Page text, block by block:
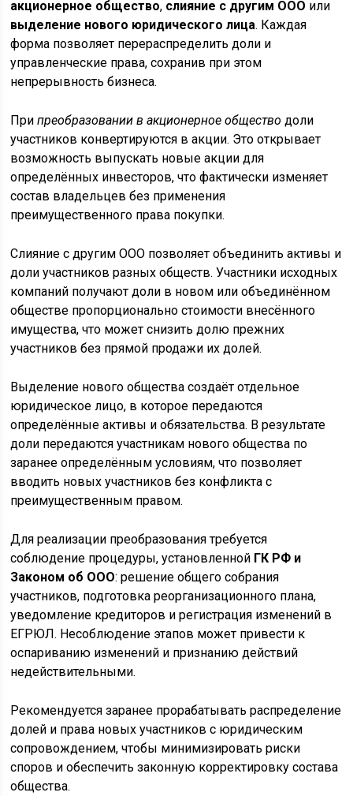
акционерное общество, слияние с другим ООО или
выделение нового юридического лица. Каждая
форма позволяет перераспределить доли и
управленческие права, сохранив при этом
непрерывность бизнеса.
Припреобразовании в акционерное общество доли
участников конвертируются в акции. Это открывает
возможность выпускать новые акции для
определённых инвесторов, что фактически изменяет
состав владельцев без применения
преимущественного права покупки.
Слияние с другим ООО позволяет объединить активы и
доли участников разных обществ. Участники исходных
компаний получают доли в новом или объединённом
обществе пропорционально стоимости внесённого
имущества, что может снизить долю прежних
участников без прямой продажи их долей.
Выделение нового общества создаёт отдельное
юридическое лицо, в которое передаются
определённые активы и обязательства. В результате
доли передаются участникам нового общества по
заранее определённым условиям, что позволяет
вводить новых участников без конфликта с
преимущественным правом.
Для реализации преобразования требуется
соблюдение процедуры, установленной ГК РФ и
Законом об ООО: решение общего собрания
участников, подготовка реорганизационного плана,
уведомление кредиторов и регистрация изменений в
ЕГРЮЛ. Несоблюдение этапов может привести к
оспариванию изменений и признанию действий
недействительными.
Рекомендуется заранее прорабатывать распределение
долей и права новых участников с юридическим
сопровождением, чтобы минимизировать риски
споров и обеспечить законную корректировку состава
общества.